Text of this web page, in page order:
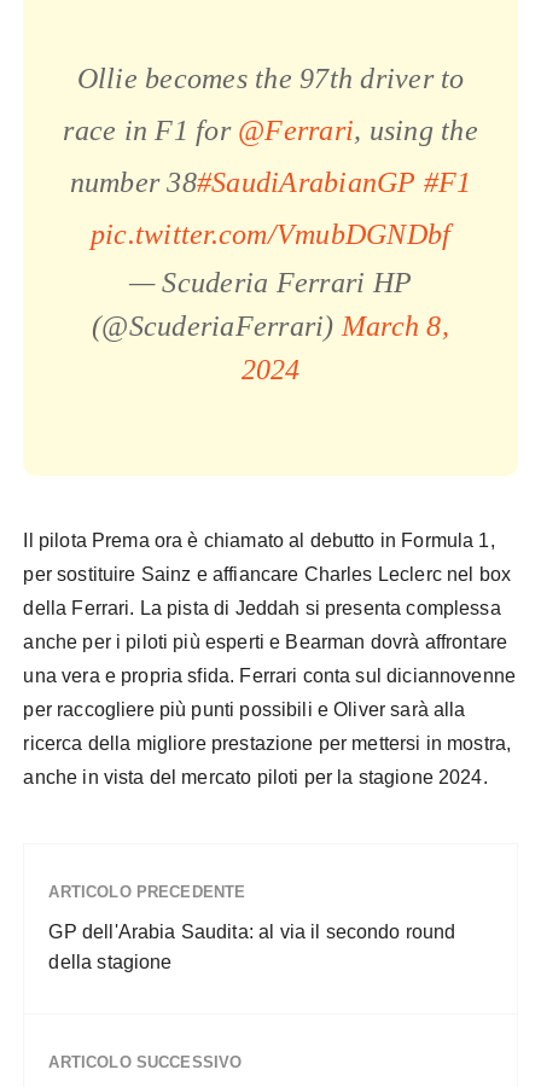
Ollie becomes the 97th driver to
race in F1 for @Ferrari, using the
number 38#SaudiArabianGP #F1
pic.twitter.com/VmubDGNDbf
— Scuderia Ferrari HP
(@ScuderiaFerrari) March 8,
2024
Il pilota Prema ora è chiamato al debutto in Formula 1,
per sostituire Sainz e affiancare Charles Leclerc nel box
della Ferrari. La pista di Jeddah si presenta complessa
anche per i piloti più esperti e Bearman dovrà affrontare
una vera e propria sfida. Ferrari conta sul diciannovenne
per raccogliere più punti possibili e Oliver sarà alla
ricerca della migliore prestazione per mettersi in mostra,
anche in vista del mercato piloti per la stagione 2024.
ARTICOLO PRECEDENTE
GP dell'Arabia Saudita: al via il secondo round
della stagione
ARTICOLO SUCCESSIVO